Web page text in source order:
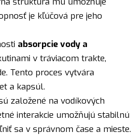
je kľúčová pre jeho
absorpcie vody a
v tráviacom trakte,
Tento proces vytvára
a kapsúl.
založené na vodíkových
interakcie umožňujú stabilnú
sa v správnom čase a mieste.